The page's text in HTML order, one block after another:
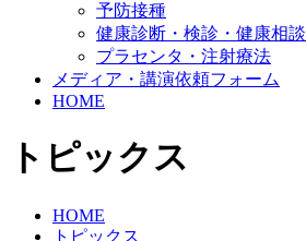
予防接種
健康診断・検診・健康相談
プラセンタ・注射療法
メディア・講演依頼フォーム
HOME
トピックス
HOME
トピックス